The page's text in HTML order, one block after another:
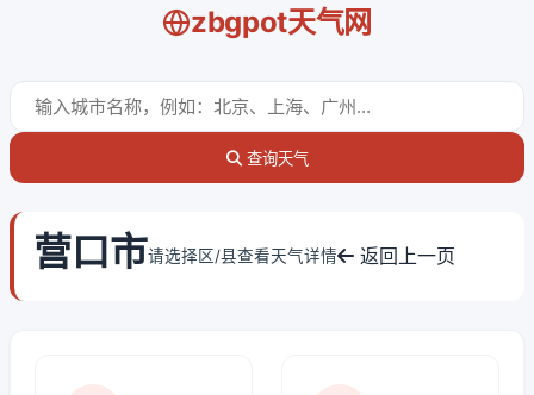
zbgpot天气网
查询天气
营口市请选择区/县查看天气详情 返回上一页